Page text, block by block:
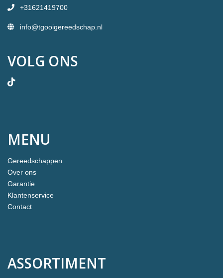
+31621419700
info@tgooigereedschap.nl
VOLG ONS
MENU
Gereedschappen
Over ons
Garantie
Klantenservice
Contact
ASSORTIMENT